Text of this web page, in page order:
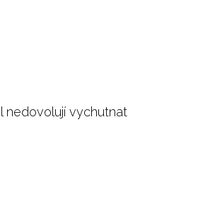
nedovolují vychutnat